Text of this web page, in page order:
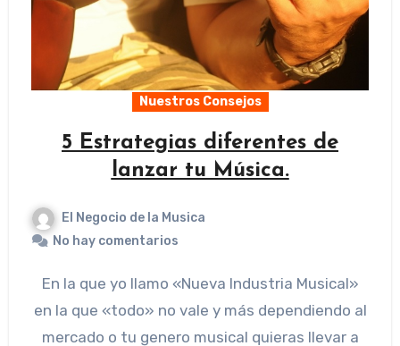
Nuestros Consejos
5 Estrategias diferentes de
lanzar tu Música.
El Negocio de la Musica
No hay comentarios
En la que yo llamo «Nueva Industria Musical»
en la que «todo» no vale y más dependiendo al
mercado o tu genero musical quieras llevar a